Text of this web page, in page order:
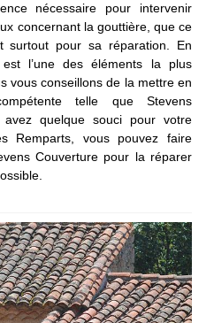
nécessaire pour intervenir
concernant la gouttière, que ce
surtout pour sa réparation. En
l’une des éléments la plus
vous conseillons de la mettre en
telle que Stevens
quelque souci pour votre
Remparts, vous pouvez faire
Couverture pour la réparer